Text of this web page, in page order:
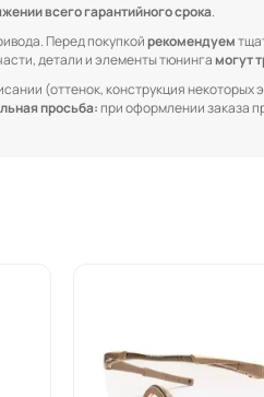
всего гарантийного срока.
Перед покупкойрекомендуем
детали и элементы тюнингамогут
(оттенок, конструкция некоторых
просьба:при оформлении заказа